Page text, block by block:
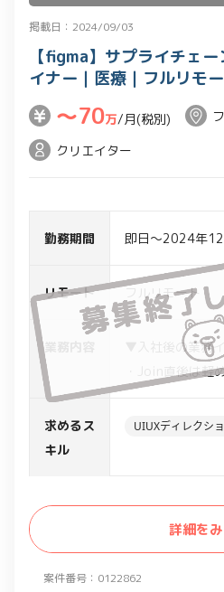
掲載日：2024/09/03
案件番号：0122862
【figma】サプライチェ
イナー｜医療｜フルリモ
〜70万/月(税別)
クリエイター
勤務期間 即日～2024年
リモート フルリモート
▼入社後の業務イ
・Join直後は軽
つ、プロダクト
ップをしていた
・エンジニアと
求めるス
キル
UIUXディレクシ
詳細を